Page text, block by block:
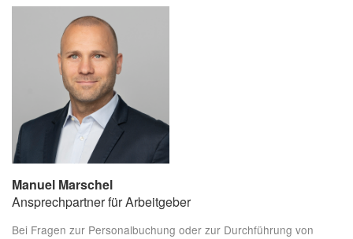
Manuel Marschel
Ansprechpartner für Arbeitgeber
Bei Fragen zur Personalbuchung oder zur Durchführung von